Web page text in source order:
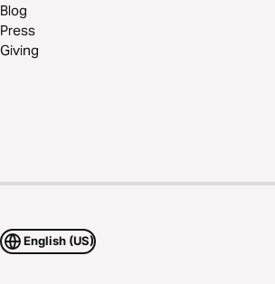
Blog
Press
Giving
English (US)